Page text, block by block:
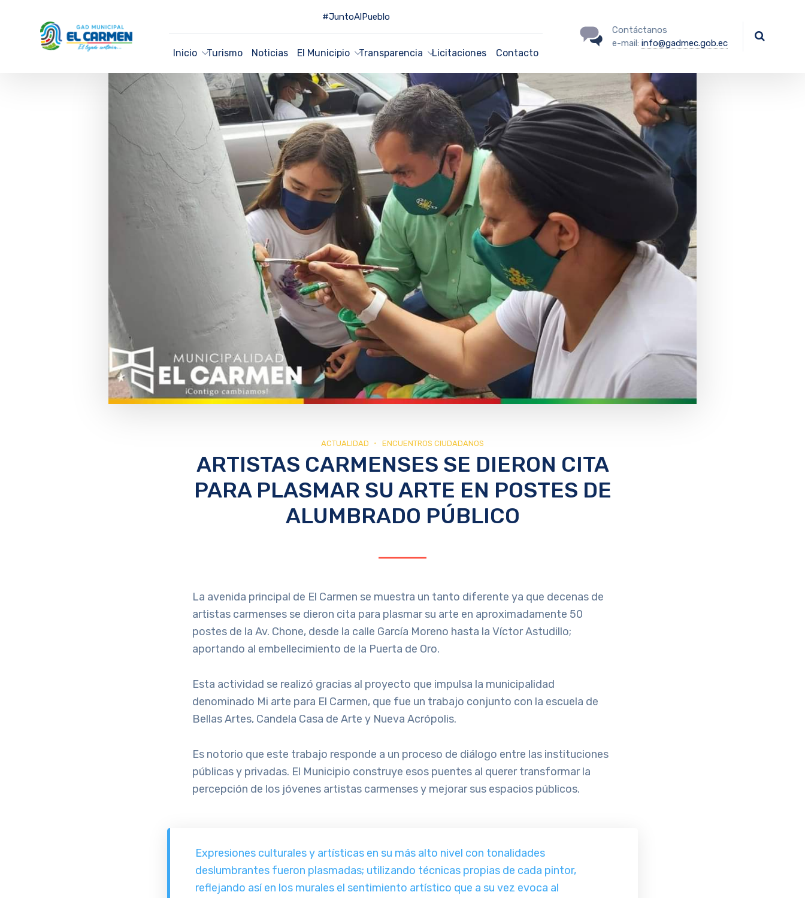
#JuntoAlPueblo
Inicio Turismo Noticias El Municipio Transparencia Licitaciones Contacto
Contáctanos
e-mail: info@gadmec.gob.ec
ACTUALIDAD ENCUENTROS CIUDADANOS
ARTISTAS CARMENSES SE DIERON CITA
PARA PLASMAR SU ARTE EN POSTES DE
ALUMBRADO PÚBLICO
La avenida principal de El Carmen se muestra un tanto diferente ya que decenas de
artistas carmenses se dieron cita para plasmar su arte en aproximadamente 50
postes de la Av. Chone, desde la calle García Moreno hasta la Víctor Astudillo;
aportando al embellecimiento de la Puerta de Oro.
Esta actividad se realizó gracias al proyecto que impulsa la municipalidad
denominado Mi arte para El Carmen, que fue un trabajo conjunto con la escuela de
Bellas Artes, Candela Casa de Arte y Nueva Acrópolis.
Es notorio que este trabajo responde a un proceso de diálogo entre las instituciones
públicas y privadas. El Municipio construye esos puentes al querer transformar la
percepción de los jóvenes artistas carmenses y mejorar sus espacios públicos.
Expresiones culturales y artísticas en su más alto nivel con tonalidades
deslumbrantes fueron plasmadas; utilizando técnicas propias de cada pintor,
reflejando así en los murales el sentimiento artístico que a su vez evoca al